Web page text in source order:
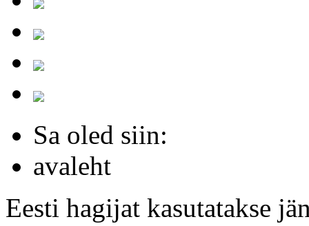
Sa oled siin:
avaleht
Eesti hagijat kasutatakse